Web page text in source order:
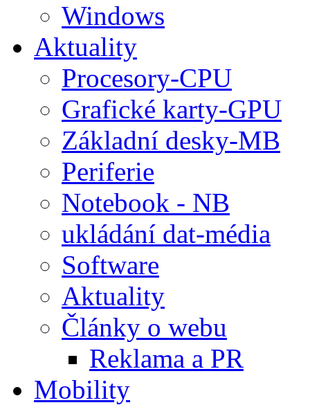
Windows
Aktuality
Procesory-CPU
Grafické karty-GPU
Základní desky-MB
Periferie
Notebook - NB
ukládání dat-média
Software
Aktuality
Články o webu
Reklama a PR
Mobility